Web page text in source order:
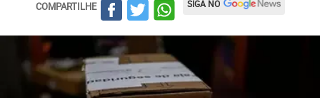
COMPARTILHE SIGA NO